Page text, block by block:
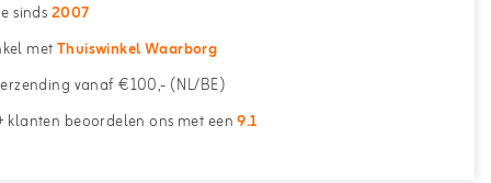
sinds2007
metThuiswinkel Waarborg
vanaf €100,- (NL/BE)
klanten beoordelen ons met een9.1